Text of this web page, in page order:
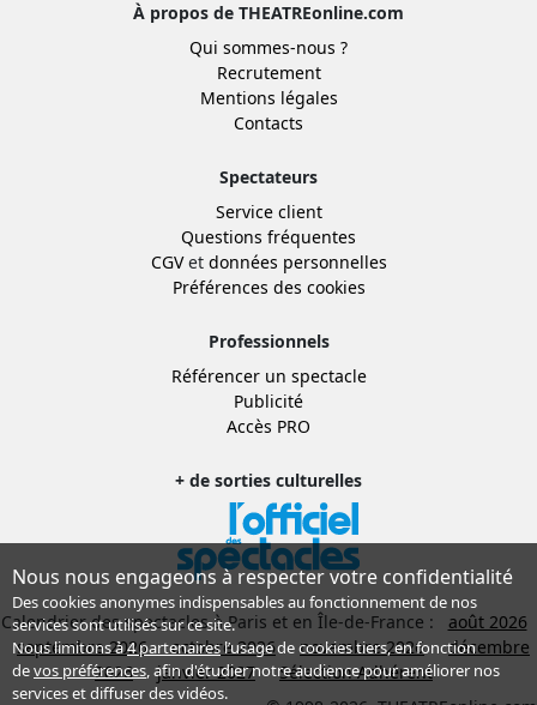
À propos de THEATREonline.com
Qui sommes-nous ?
Recrutement
Mentions légales
Contacts
Spectateurs
Service client
Questions fréquentes
CGVet données personnelles
Préférences des cookies
Professionnels
Référencer un spectacle
Publicité
Accès PRO
+ de sorties culturelles
Calendrier des spectacles à Paris et en Île-de-France :
août 2026
septembre 2026
octobre 2026 novembre 2026
décembre
2026
janvier 2027
Sélection Adhérent
Nous nous engageons à respecter votre confidentialité
Des cookies anonymes indispensables au fonctionnement de nos
services sont utilisés sur ce site.
Nous limitons à4 partenairesl’usage de cookies tiers, en fonction
devos préférences, afin d'étudier notre audience pour améliorer nos
services et diffuser des vidéos.